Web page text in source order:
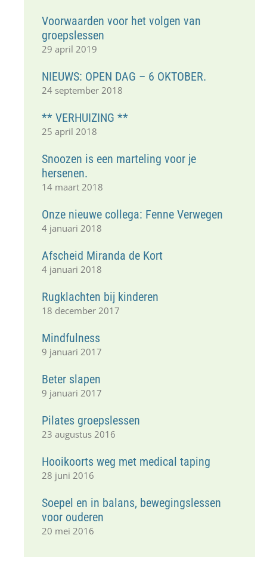
Voorwaarden voor het volgen van
groepslessen
29 april 2019
NIEUWS: OPEN DAG – 6 OKTOBER.
24 september 2018
** VERHUIZING **
25 april 2018
Snoozen is een marteling voor je
hersenen.
14 maart 2018
Onze nieuwe collega: Fenne Verwegen
4 januari 2018
Afscheid Miranda de Kort
4 januari 2018
Rugklachten bij kinderen
18 december 2017
Mindfulness
9 januari 2017
Beter slapen
9 januari 2017
Pilates groepslessen
23 augustus 2016
Hooikoorts weg met medical taping
28 juni 2016
Soepel en in balans, bewegingslessen
voor ouderen
20 mei 2016